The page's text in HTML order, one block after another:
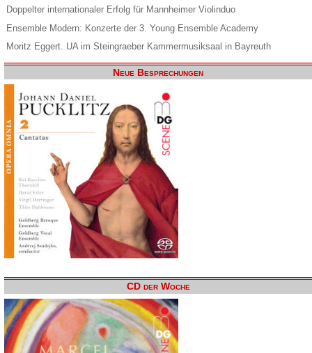
Doppelter internationaler Erfolg für Mannheimer Violinduo
Ensemble Modern: Konzerte der 3. Young Ensemble Academy
Moritz Eggert. UA im Steingraeber Kammermusiksaal in Bayreuth
Neue Besprechungen
CD der Woche